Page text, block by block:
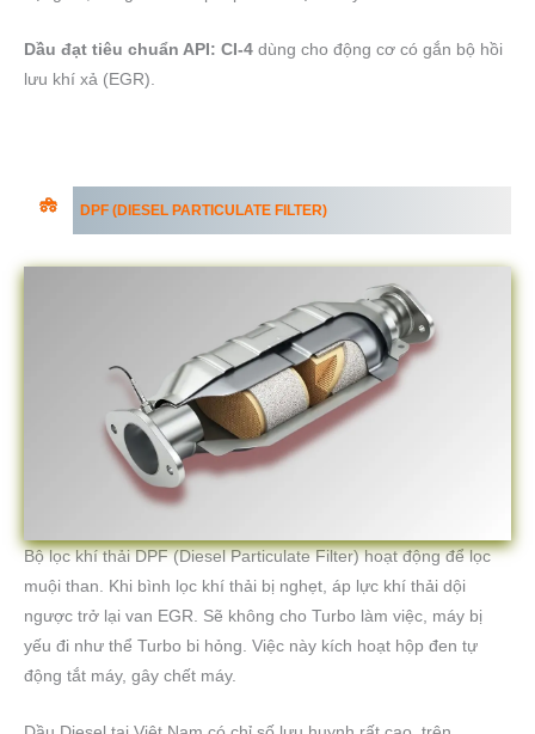
Dầu đạt tiêu chuẩn API: CI-4 dùng cho động cơ có gắn bộ hồi
lưu khí xả (EGR).
DPF (DIESEL PARTICULATE FILTER)
Bộ lọc khí thải DPF (Diesel Particulate Filter) hoạt động để lọc
muội than. Khi bình lọc khí thải bị nghẹt, áp lực khí thải dội
ngược trở lại van EGR. Sẽ không cho Turbo làm việc, máy bị
yếu đi như thể Turbo bi hỏng. Việc này kích hoạt hộp đen tự
động tắt máy, gây chết máy.